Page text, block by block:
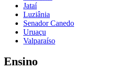
Jataí
Luziânia
Senador Canedo
Uruaçu
Valparaíso
Ensino